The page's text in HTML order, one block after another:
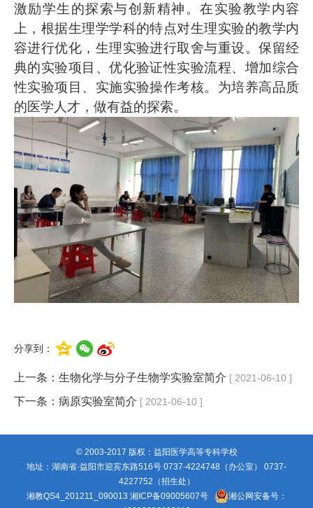
激励学生的探索与创新精神。在实验教学内容
上，根据生理学学科的特点对生理实验的教学内
容进行优化，生理实验进行取舍与重设。保留经
典的实验项目、优化验证性实验流程、增加综合
性实验项目、实施实验操作考核。为培养高品质
的医学人才，做有益的探索。
分享到：
上一条： 生物化学与分子生物学实验室简介 [ 2021-06-10 ]
下一条： 病原实验室简介 [ 2021-06-10 ]
© 2003-2017 版权：益阳医学高等专科学校
地址：湖南省·益阳市迎宾东路516号 0737-4224748（办公室） 0737-
4227752（招生处）
湘教QS4_201211_090013 湘ICP备09005607号
湘公网安备号：